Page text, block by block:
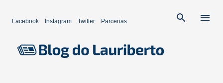
Facebook Instagram Twitter Parcerias